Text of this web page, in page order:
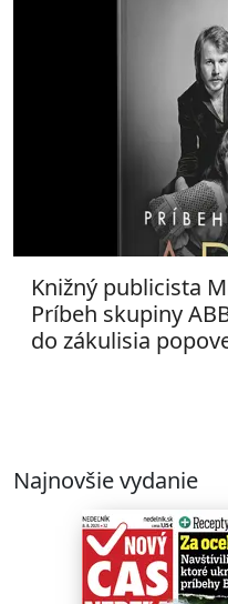
Knižný publicista
Príbeh skupiny
do zákulisia
Najnovšie vydanie